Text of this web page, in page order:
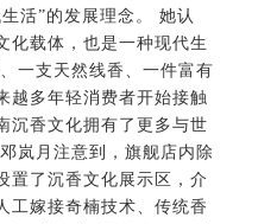
活”的发展理念。 她认
化载体，也是一种现代生
一支天然线香、一件富有
越多年轻消费者开始接触
沉香文化拥有了更多与世
岚月注意到，旗舰店内除
置了沉香文化展示区，介
工嫁接奇楠技术、传统香